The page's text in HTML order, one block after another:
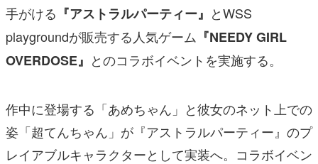
電ファミニコゲーマーとは？
運営：株式会社マレ
手がける 『アストラルパーティー』 とWSS
playgroundが販売する人気ゲーム 『NEEDY GIRL
OVERDOSE』 とのコラボイベントを実施する。
作中に登場する「あめちゃん」と彼女のネット上での
姿「超てんちゃん」が『アストラルパーティー』のプ
レイアブルキャラクターとして実装へ。コラボイベン